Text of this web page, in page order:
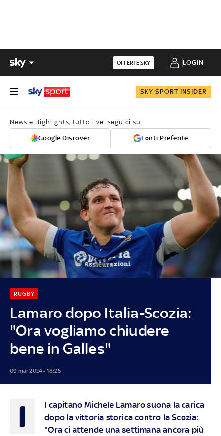
OFFERTE SKY LOGIN
SKY SPORT INSIDER
News e Highlights, tutto live: seguici su
Google Discover Fonti Preferite
Lamaro dopo Italia-Scozia:
"Ora vogliamo chiudere
bene in Galles"
RUGBY
09 mar 2024 - 18:25
I
l capitano Michele Lamaro suona la carica
dopo la vittoria storica contro la Scozia:
"Ora ci attende una settimana ancora più